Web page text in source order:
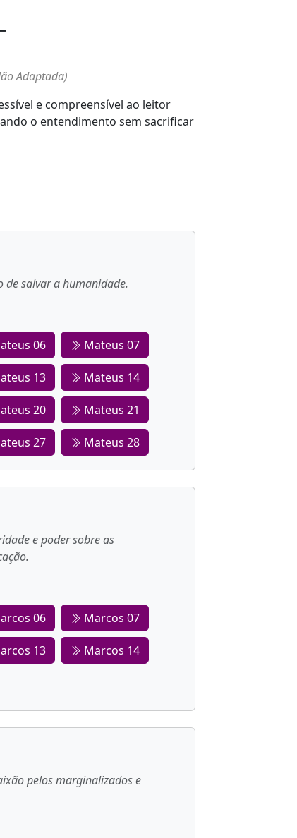
Adaptada)
e compreensível ao leitor
o entendimento sem sacrificar
de salvar a humanidade.
06 Mateus 07
13 Mateus 14
20 Mateus 21
27 Mateus 28
e poder sobre as
06 Marcos 07
13 Marcos 14
pelos marginalizados e